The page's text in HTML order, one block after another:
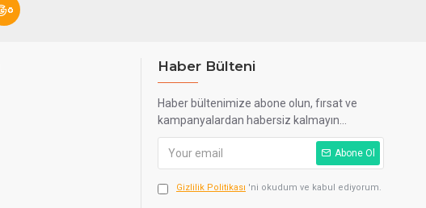
Haber Bülteni
Haber bültenimize abone olun, fırsat ve
kampanyalardan habersiz kalmayın...
Abone Ol
Gizlilik Politikası 'ni okudum ve kabul ediyorum.